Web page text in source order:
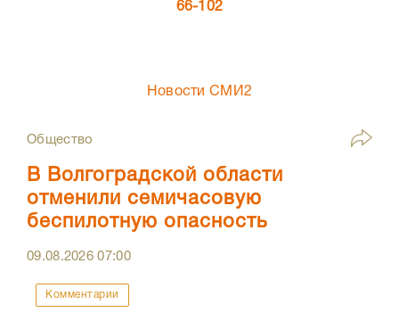
66-102
Новости СМИ2
Общество
В Волгоградской области
отменили семичасовую
беспилотную опасность
09.08.202607:00
Комментарии